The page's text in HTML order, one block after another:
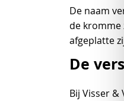
De naam
de kromme
afgeplatte
De
Bij Visser